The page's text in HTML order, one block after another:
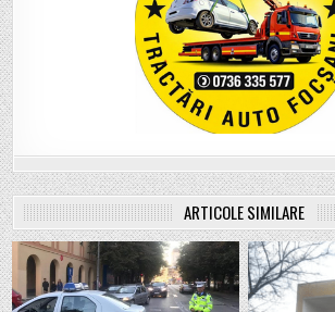
ARTICOLE SIMILARE